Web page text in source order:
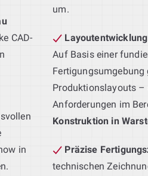
CAD-
in
um.
Auf Basis einer
Produktionslayouts
Anforderungen im
Konstruktion in
Präzise
technischen